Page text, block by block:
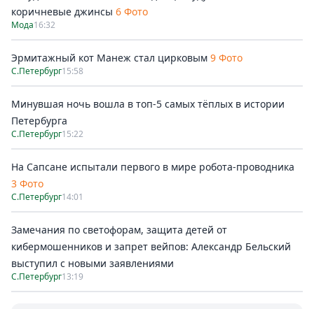
коричневые джинсы 6 Фото
Мода16:32
Эрмитажный кот Манеж стал цирковым 9 Фото
С.Петербург15:58
Минувшая ночь вошла в топ-5 самых тёплых в истории
Петербурга
С.Петербург15:22
На Сапсане испытали первого в мире робота-проводника
3 Фото
С.Петербург14:01
Замечания по светофорам, защита детей от
кибермошенников и запрет вейпов: Александр Бельский
выступил с новыми заявлениями
С.Петербург13:19